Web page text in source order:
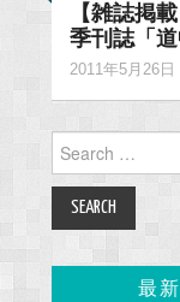
【雑誌掲
季刊誌「
2011年5月26日
Search
for:
最新